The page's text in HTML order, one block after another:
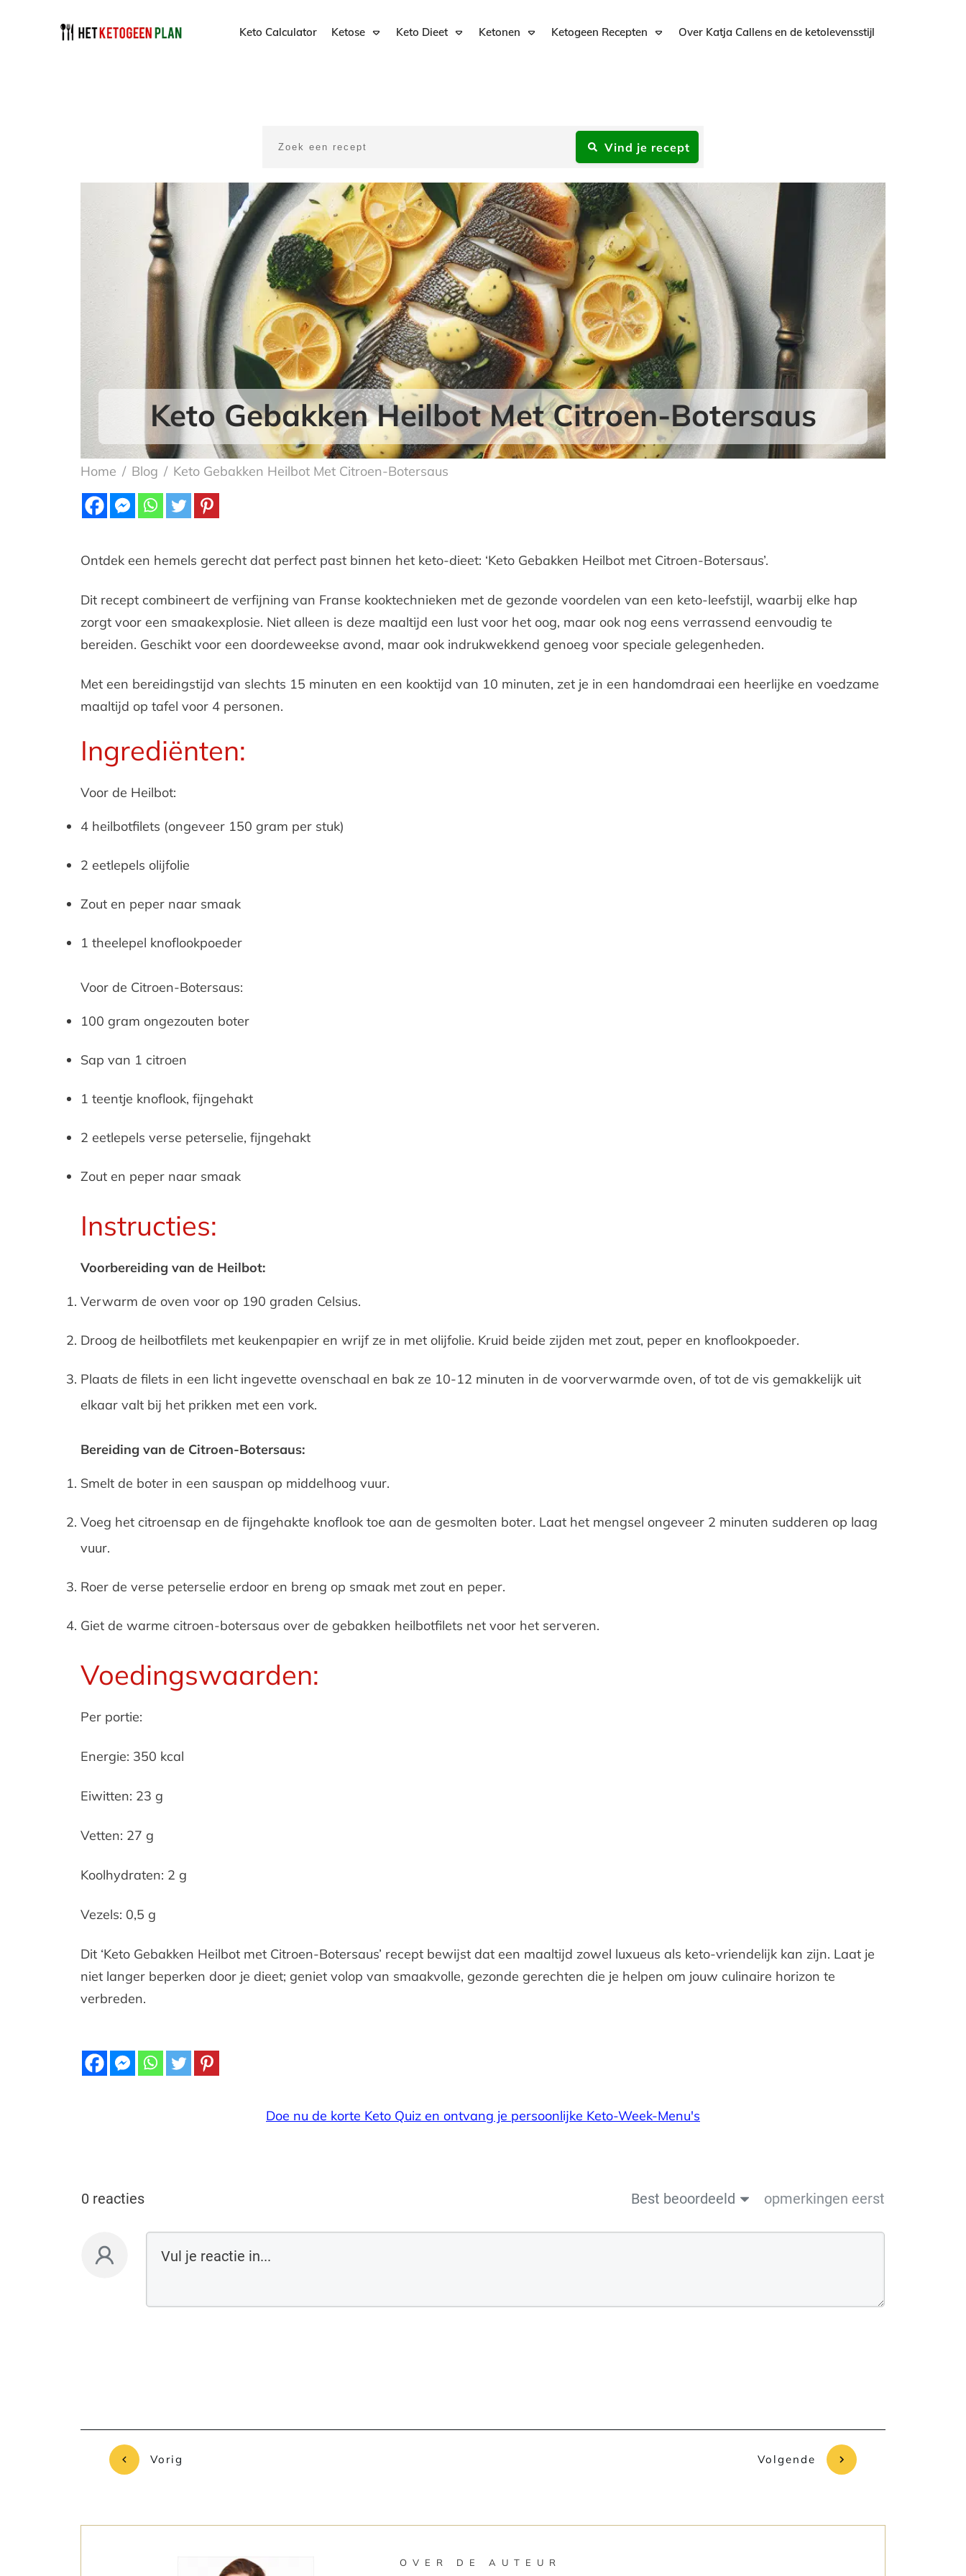
Keto Calculator Ketose Keto Dieet Ketonen Ketogeen Recepten Over Katja Callens en de ketolevensstijl
Vind je recept
Keto Gebakken Heilbot Met Citroen-Botersaus
Home / Blog / Keto Gebakken Heilbot Met Citroen-Botersaus
Ontdek een hemels gerecht dat perfect past binnen het keto-dieet: ‘Keto Gebakken Heilbot met Citroen-Botersaus’.
Dit recept combineert de verfijning van Franse kooktechnieken met de gezonde voordelen van een keto-leefstijl, waarbij elke hap
zorgt voor een smaakexplosie. Niet alleen is deze maaltijd een lust voor het oog, maar ook nog eens verrassend eenvoudig te
bereiden. Geschikt voor een doordeweekse avond, maar ook indrukwekkend genoeg voor speciale gelegenheden.
Met een bereidingstijd van slechts 15 minuten en een kooktijd van 10 minuten, zet je in een handomdraai een heerlijke en voedzame
maaltijd op tafel voor 4 personen.
Ingrediënten:
Voor de Heilbot:
4 heilbotfilets (ongeveer 150 gram per stuk)
2 eetlepels olijfolie
Zout en peper naar smaak
1 theelepel knoflookpoeder
Voor de Citroen-Botersaus:
100 gram ongezouten boter
Sap van 1 citroen
1 teentje knoflook, fijngehakt
2 eetlepels verse peterselie, fijngehakt
Zout en peper naar smaak
Instructies:
Voorbereiding van de Heilbot:
Verwarm de oven voor op 190 graden Celsius.
Droog de heilbotfilets met keukenpapier en wrijf ze in met olijfolie. Kruid beide zijden met zout, peper en knoflookpoeder.
Plaats de filets in een licht ingevette ovenschaal en bak ze 10-12 minuten in de voorverwarmde oven, of tot de vis gemakkelijk uit
elkaar valt bij het prikken met een vork.
Bereiding van de Citroen-Botersaus:
Smelt de boter in een sauspan op middelhoog vuur.
Voeg het citroensap en de fijngehakte knoflook toe aan de gesmolten boter. Laat het mengsel ongeveer 2 minuten sudderen op laag
vuur.
Roer de verse peterselie erdoor en breng op smaak met zout en peper.
Giet de warme citroen-botersaus over de gebakken heilbotfilets net voor het serveren.
Voedingswaarden:
Per portie:
Energie: 350 kcal
Eiwitten: 23 g
Vetten: 27 g
Koolhydraten: 2 g
Vezels: 0,5 g
Dit ‘Keto Gebakken Heilbot met Citroen-Botersaus’ recept bewijst dat een maaltijd zowel luxueus als keto-vriendelijk kan zijn. Laat je
niet langer beperken door je dieet; geniet volop van smaakvolle, gezonde gerechten die je helpen om jouw culinaire horizon te
verbreden.
Doe nu de korte Keto Quiz en ontvang je persoonlijke Keto-Week-Menu's
0 reacties Best beoordeeld opmerkingen eerst
Vorig Volgende
OVER DE AUTEUR